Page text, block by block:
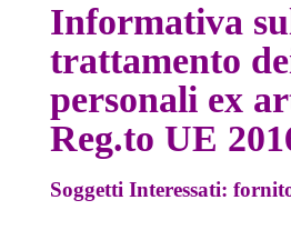
Informativa
trattamento
personali ex
Reg.to UE
Soggetti Interessati: